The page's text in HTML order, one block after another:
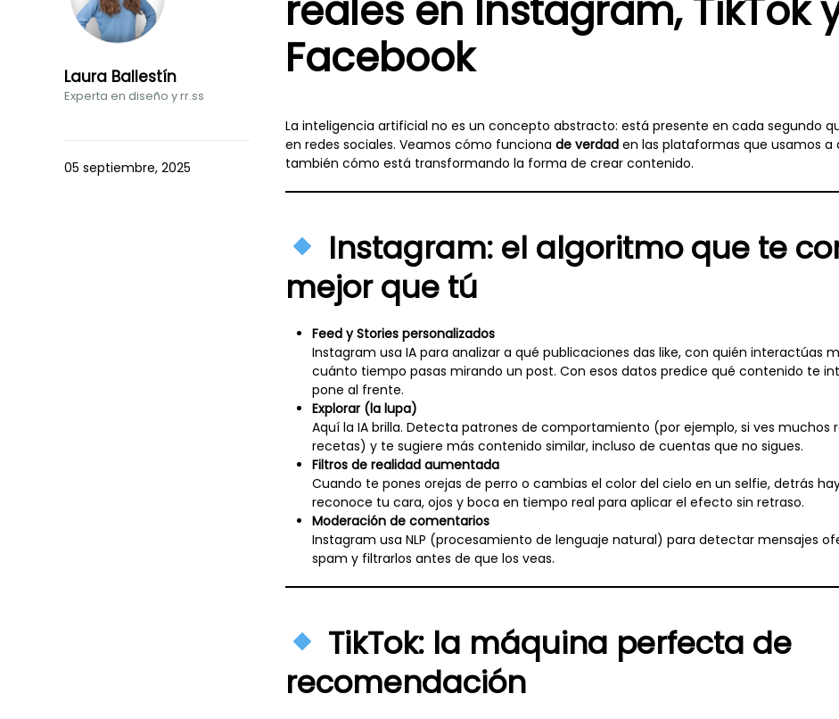
Laura Ballestín
Experta en diseño y rr.ss
05 septiembre, 2025
reales en Instagram, TikTok
Facebook
La inteligencia artificial no es un concepto abstracto: está presente en cada segundo
en redes sociales. Veamos cómo funciona de verdad en las plataformas que usamos a
también cómo está transformando la forma de crear contenido.
Instagram: el algoritmo que te
mejor que tú
Feed y Stories personalizados
Instagram usa IA para analizar a qué publicaciones das like, con quién interactúas
cuánto tiempo pasas mirando un post. Con esos datos predice qué contenido te
pone al frente.
Explorar (la lupa)
Aquí la IA brilla. Detecta patrones de comportamiento (por ejemplo, si ves muchos
recetas) y te sugiere más contenido similar, incluso de cuentas que no sigues.
Filtros de realidad aumentada
Cuando te pones orejas de perro o cambias el color del cielo en un selfie, detrás
reconoce tu cara, ojos y boca en tiempo real para aplicar el efecto sin retraso.
Moderación de comentarios
Instagram usa NLP (procesamiento de lenguaje natural) para detectar mensajes
spam y filtrarlos antes de que los veas.
TikTok: la máquina perfecta de
recomendación